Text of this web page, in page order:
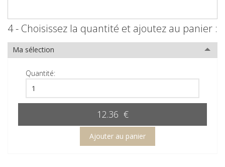
4 - Choisissez la quantité et ajoutez au panier :
Ma sélection
Quantité:
12.36 €